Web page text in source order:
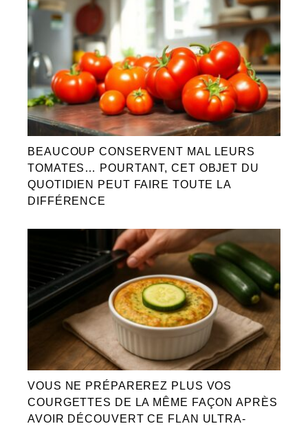
BEAUCOUP CONSERVENT MAL LEURS
TOMATES… POURTANT, CET OBJET DU
QUOTIDIEN PEUT FAIRE TOUTE LA
DIFFÉRENCE
VOUS NE PRÉPAREREZ PLUS VOS
COURGETTES DE LA MÊME FAÇON APRÈS
AVOIR DÉCOUVERT CE FLAN ULTRA-